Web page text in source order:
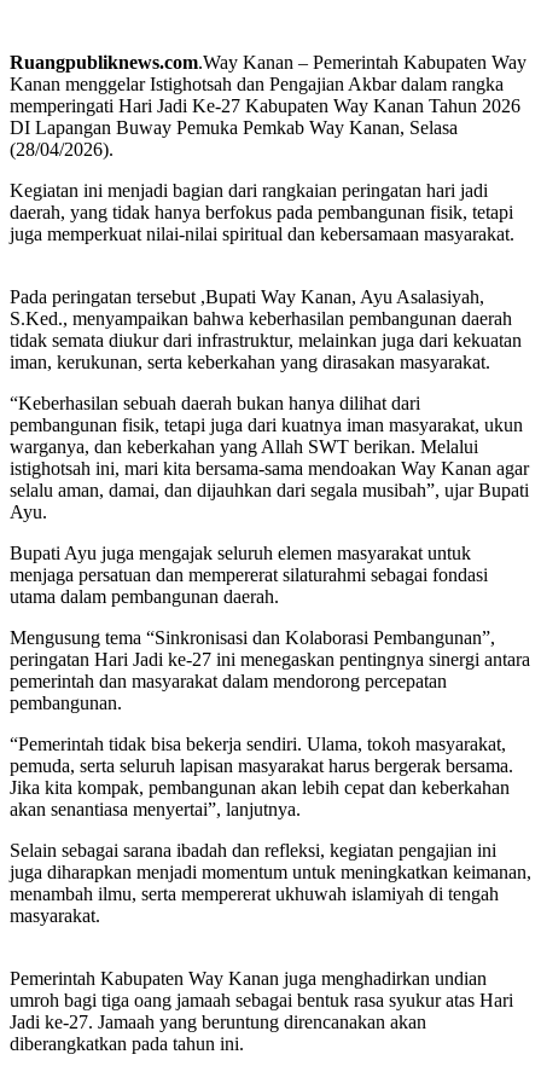
Ruangpubliknews.com.Way Kanan – Pemerintah Kabupaten Way
Kanan menggelar Istighotsah dan Pengajian Akbar dalam rangka
memperingati Hari Jadi Ke-27 Kabupaten Way Kanan Tahun 2026
DI Lapangan Buway Pemuka Pemkab Way Kanan, Selasa
(28/04/2026).
Kegiatan ini menjadi bagian dari rangkaian peringatan hari jadi
daerah, yang tidak hanya berfokus pada pembangunan fisik, tetapi
juga memperkuat nilai-nilai spiritual dan kebersamaan masyarakat.
Pada peringatan tersebut ,Bupati Way Kanan, Ayu Asalasiyah,
S.Ked., menyampaikan bahwa keberhasilan pembangunan daerah
tidak semata diukur dari infrastruktur, melainkan juga dari kekuatan
iman, kerukunan, serta keberkahan yang dirasakan masyarakat.
“Keberhasilan sebuah daerah bukan hanya dilihat dari
pembangunan fisik, tetapi juga dari kuatnya iman masyarakat, ukun
warganya, dan keberkahan yang Allah SWT berikan. Melalui
istighotsah ini, mari kita bersama-sama mendoakan Way Kanan agar
selalu aman, damai, dan dijauhkan dari segala musibah”, ujar Bupati
Ayu.
Bupati Ayu juga mengajak seluruh elemen masyarakat untuk
menjaga persatuan dan mempererat silaturahmi sebagai fondasi
utama dalam pembangunan daerah.
Mengusung tema “Sinkronisasi dan Kolaborasi Pembangunan”,
peringatan Hari Jadi ke-27 ini menegaskan pentingnya sinergi antara
pemerintah dan masyarakat dalam mendorong percepatan
pembangunan.
“Pemerintah tidak bisa bekerja sendiri. Ulama, tokoh masyarakat,
pemuda, serta seluruh lapisan masyarakat harus bergerak bersama.
Jika kita kompak, pembangunan akan lebih cepat dan keberkahan
akan senantiasa menyertai”, lanjutnya.
Selain sebagai sarana ibadah dan refleksi, kegiatan pengajian ini
juga diharapkan menjadi momentum untuk meningkatkan keimanan,
menambah ilmu, serta mempererat ukhuwah islamiyah di tengah
masyarakat.
Pemerintah Kabupaten Way Kanan juga menghadirkan undian
umroh bagi tiga oang jamaah sebagai bentuk rasa syukur atas Hari
Jadi ke-27. Jamaah yang beruntung direncanakan akan
diberangkatkan pada tahun ini.